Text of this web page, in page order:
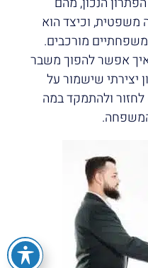
משפטית, וכיצד הוא
מורכבים.
אפשר להפוך משבר
יצירתי שישמור על
ולהתמקד במה